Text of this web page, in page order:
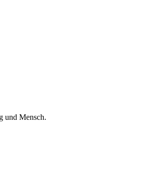
und Mensch.